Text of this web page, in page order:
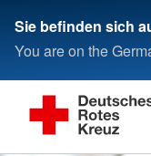
Sie befinden sich
You are on the